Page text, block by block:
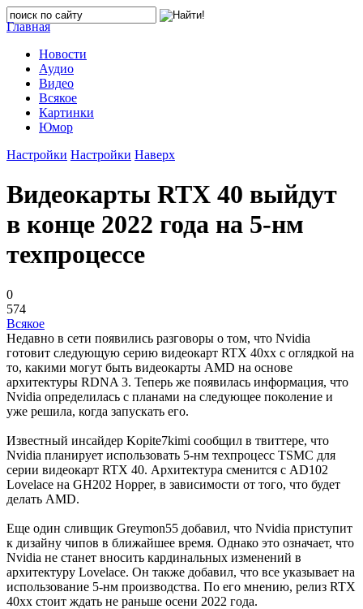
Главная
Новости
Аудио
Видео
Всякое
Картинки
Юмор
Настройки Настройки Наверх
Видеокарты RTX 40 выйдут
в конце 2022 года на 5-нм
техпроцессе
0
574
Всякое
Недавно в сети появились разговоры о том, что Nvidia
готовит следующую серию видеокарт RTX 40xx с оглядкой на
то, какими могут быть видеокарты AMD на основе
архитектуры RDNA 3. Теперь же появилась информация, что
Nvidia определилась с планами на следующее поколение и
уже решила, когда запускать его.
Известный инсайдер Kopite7kimi сообщил в твиттере, что
Nvidia планирует использовать 5-нм техпроцесс TSMC для
серии видеокарт RTX 40. Архитектура сменится с AD102
Lovelace на GH202 Hopper, в зависимости от того, что будет
делать AMD.
Еще один сливщик Greymon55 добавил, что Nvidia приступит
к дизайну чипов в ближайшее время. Однако это означает, что
Nvidia не станет вносить кардинальных изменений в
архитектуру Lovelace. Он также добавил, что все указывает на
использование 5-нм производства. По его мнению, релиз RTX
40xx стоит ждать не раньше осени 2022 года.